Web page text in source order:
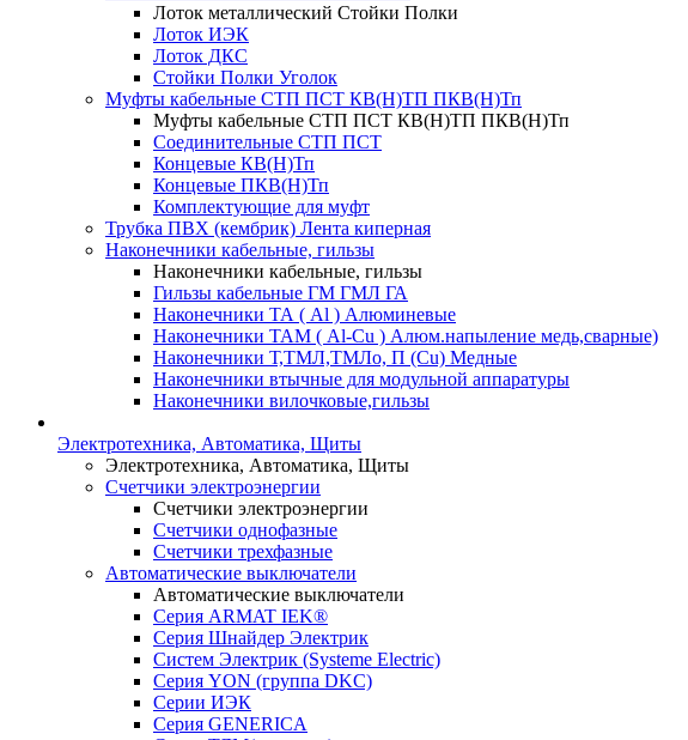
Лоток металлический Стойки Полки
Лоток ИЭК
Лоток ДКС
Стойки Полки Уголок
Муфты кабельные СТП ПСТ КВ(Н)ТП ПКВ(Н)Тп
Муфты кабельные СТП ПСТ КВ(Н)ТП ПКВ(Н)Тп
Соединительные СТП ПСТ
Концевые КВ(Н)Тп
Концевые ПКВ(Н)Тп
Комплектующие для муфт
Трубка ПВХ (кембрик) Лента киперная
Наконечники кабельные, гильзы
Наконечники кабельные, гильзы
Гильзы кабельные ГМ ГМЛ ГА
Наконечники ТА ( Al ) Алюминевые
Наконечники ТАМ ( Al-Cu ) Алюм.напыление медь,сварные)
Наконечники Т,ТМЛ,ТМЛо, П (Cu) Медные
Наконечники втычные для модульной аппаратуры
Наконечники вилочковые,гильзы
Электротехника, Автоматика, Щиты
Электротехника, Автоматика, Щиты
Счетчики электроэнергии
Счетчики электроэнергии
Счетчики однофазные
Счетчики трехфазные
Автоматические выключатели
Автоматические выключатели
Серия ARMAT IEK®
Серия Шнайдер Электрик
Систем Электрик (Systeme Electric)
Серия YON (группа DKC)
Серии ИЭК
Серия GENERICA